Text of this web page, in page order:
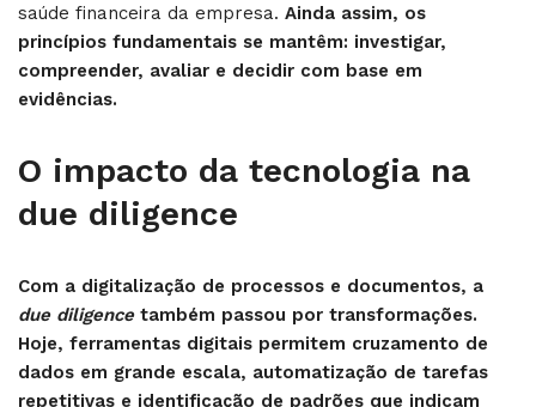
saúde financeira da empresa. Ainda assim, os
princípios fundamentais se mantêm: investigar,
compreender, avaliar e decidir com base em
evidências.
O impacto da tecnologia na
due diligence
Com a digitalização de processos e documentos, a
due diligencetambém passou por transformações.
Hoje, ferramentas digitais permitem cruzamento de
dados em grande escala, automatização de tarefas
repetitivas e identificação de padrões que indicam